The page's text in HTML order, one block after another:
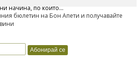
начина, по който...
бюлетин на Бон Апети и получавайте